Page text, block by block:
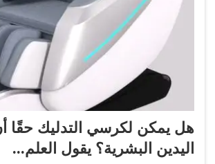
هل يمكن لكرسي التدليك حقًا
اليدين البشرية؟ يقول العلم...